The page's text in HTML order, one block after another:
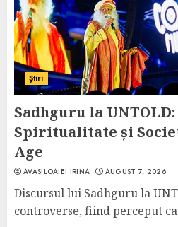
Știri
Sadhguru la
Spiritualitate și
Age
AVASILOAIEI IRINA AUGUST 7, 2026
Discursul lui Sadhguru la
controverse, fiind perceput